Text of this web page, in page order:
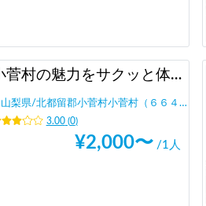
小菅村の魅力をサクッと体験！KOSUGEビレッジツアー！
山梨県/北都留郡小菅村小菅村（６６４以上）
3.00(0)
¥2,000〜 /1人